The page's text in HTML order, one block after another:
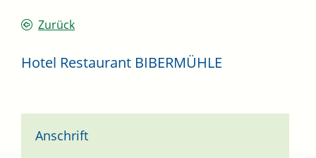
Zurück
Hotel Restaurant BIBERMÜHLE
Anschrift